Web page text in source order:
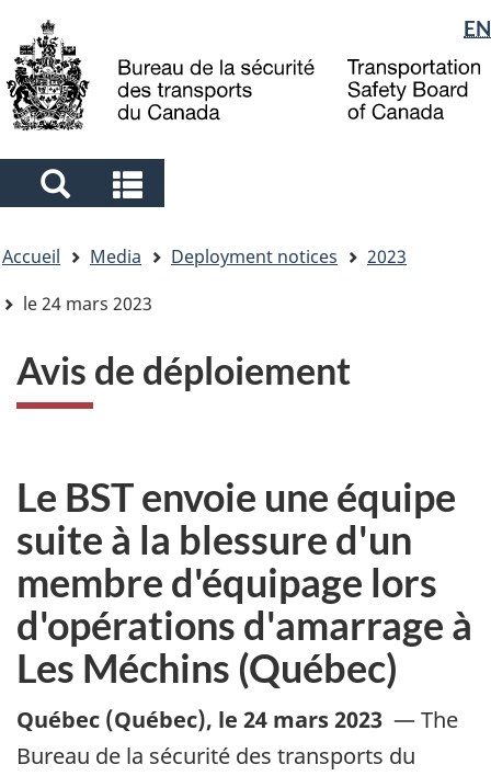
to
main
to
"About
government"
à
la
Sélection
de
la
langue
EN
Search
and
menus
and
menus
êtes
ici
Accueil Media Deployment notices
2023
le 24 mars 2023
Avis de déploiement
Le BST envoie une équipe
suite à la blessure d'un
membre d'équipage lors
d'opérations d'amarrage à
Les Méchins (Québec)
Québec (Québec), le 24 mars 2023 —The
Bureau de la sécurité des transports du